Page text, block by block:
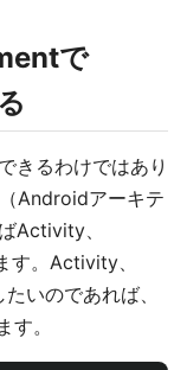
で
きるわけではあり
Androidアーキテ
Activity、
す。Activity、
いのであれば、
。